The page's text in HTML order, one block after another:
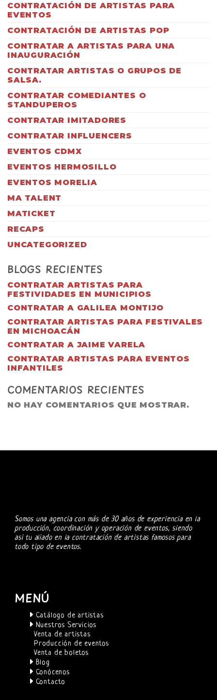
CONTRATACIÓN DE ARTISTAS PARA
EVENTOS
CONTRATACIÓN DE ARTISTAS POP
CONTRATAR A ARTISTAS PARA UNA
INAUGURACIÓN
CONTRATAR ARTISTAS O GRUPOS DE
SALSA.
CONTRATAR COMEDIANTES O
STANDUPEROS
CONTRATAR IMITADORES
CONTRATAR INFLUENCERS
EVENTOS CDMX
EVENTOS HERMOSILLO
EVENTOS MORELIA
MA TALENT
MATICKET
RECAPS
UNCATEGORIZED
BLOGS RECIENTES
CONTRATAR ARTISTAS PARA
FESTIVIDADES EN MUNICIPIOS
CONTRATAR A GALILEA MONTIJO
CONTRATAR ARTISTAS PARA FESTIVALES
EN MICHOACÁN
CONTRATAR A JAIME VARELA
CONTRATAR ARTISTAS PARA EVENTOS
INFANTILES
COMENTARIOS RECIENTES
NO HAY COMENTARIOS QUE MOSTRAR.
Somos una agencia con más de 30 años de experiencia en la
producción, coordinación y operación de eventos, siendo
asi tu aliado en la contratación de artistas famosos para
todo tipo de eventos.
MENÚ
Catálogo de artistas
Nuestros Servicios
Venta de artistas
Producción de eventos
Venta de boletos
Blog
Conócenos
Contacto